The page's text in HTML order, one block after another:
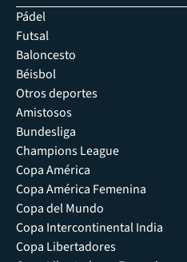
Pádel
Futsal
Baloncesto
Béisbol
Otros deportes
Amistosos
Bundesliga
Champions League
Copa América
Copa América Femenina
Copa del Mundo
Copa Intercontinental India
Copa Libertadores